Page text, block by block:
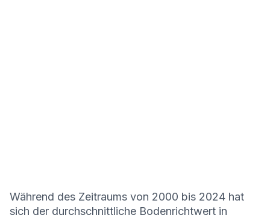
Während des Zeitraums von 2000 bis 2024 hat
sich der durchschnittliche Bodenrichtwert in